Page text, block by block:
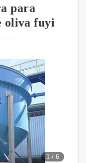
para
oliva fuyi
1 /6